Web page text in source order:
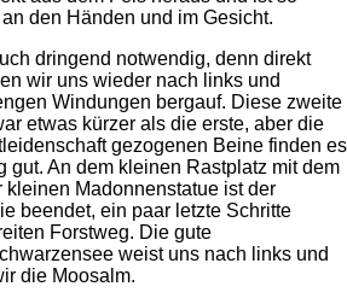
den Händen und im Gesicht.
dringend notwendig, denn direkt
wir uns wieder nach links und
Windungen bergauf. Diese zweite
etwas kürzer als die erste, aber die
gezogenen Beine finden es
gut. An dem kleinen Rastplatz mit dem
Madonnenstatue ist der
beendet, ein paar letzte Schritte
Forstweg. Die gute
weist uns nach links und
die Moosalm.